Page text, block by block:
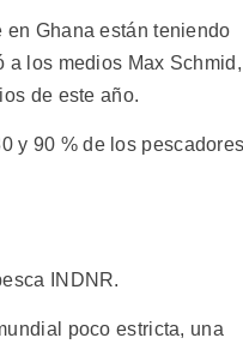
Ghana están teniendo
a los medios Max Schmid,
de este año.
y 90 % de los
INDNR.
poco estricta, una